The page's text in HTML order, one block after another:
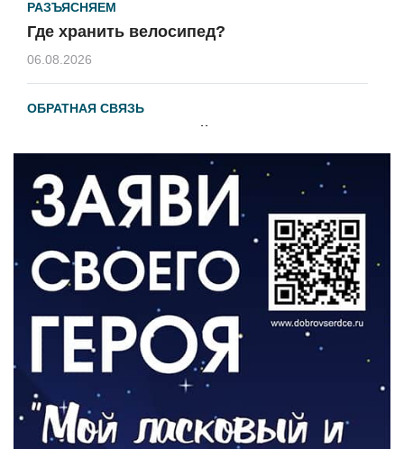
РАЗЪЯСНЯЕМ
Где хранить велосипед?
06.08.2026
ОБРАТНАЯ СВЯЗЬ
Администрация онлайн
ВЛАСТЬ
День памяти и «Симфония народов»
06.08.2026
Новый настил на экотропе
05.08.2026